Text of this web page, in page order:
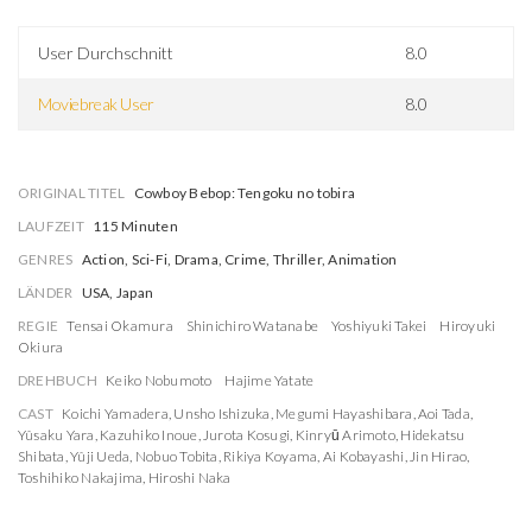
User Durchschnitt 8.0
Moviebreak User 8.0
ORIGINAL TITEL Cowboy Bebop: Tengoku no tobira
LAUFZEIT 115 Minuten
GENRES Action, Sci-Fi, Drama, Crime, Thriller, Animation
LÄNDER USA, Japan
REGIE Tensai Okamura Shinichiro Watanabe Yoshiyuki Takei
Hiroyuki
Okiura
DREHBUCH Keiko Nobumoto
Hajime Yatate
CAST Koichi Yamadera, Unsho Ishizuka, Megumi Hayashibara,Aoi Tada,
Yûsaku Yara, Kazuhiko Inoue,Jurota Kosugi, Kinryū Arimoto, Hidekatsu
Shibata,Yûji Ueda, Nobuo Tobita, Rikiya Koyama, Ai Kobayashi,Jin Hirao,
Toshihiko Nakajima, Hiroshi Naka